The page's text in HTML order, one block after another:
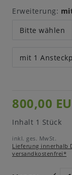
Erweiterung:
Bitte wählen
mit 1
800,00
Inhalt 1 Stück
inkl. ges. MwSt.
Lieferung innerhalb
versandkostenfrei*